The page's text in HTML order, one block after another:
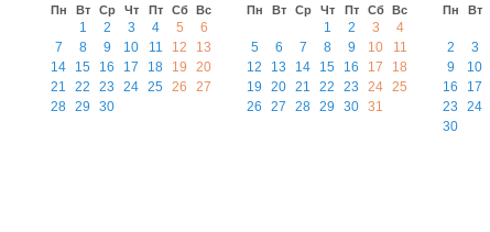
Пн Вт Ср Чт Пт Сб Вс
1 2 3 4 5
6
7
8 9 10 11 12
13
14
15 16 17 18 19
20
21
22 23 24 25 26
27
28 29 30
Пн Вт Ср Чт Пт Сб Вс
1 2 3
4
5
6 7 8 9 10
11
12
13 14 15 16 17
18
19
20 21 22 23 24 25
26
27 28 29 30 31
Пн Вт
2
3
9
10
16
17
23
24
30